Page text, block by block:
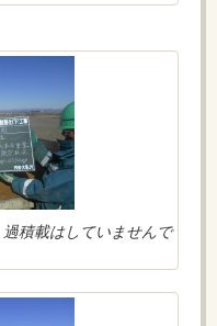
積載はしていませんで